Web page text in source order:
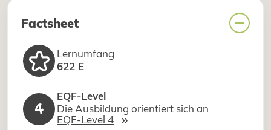
Factsheet
Lernumfang
622 E
4
EQF-Level
Die Ausbildung orientiert sich an
EQF-Level 4 »